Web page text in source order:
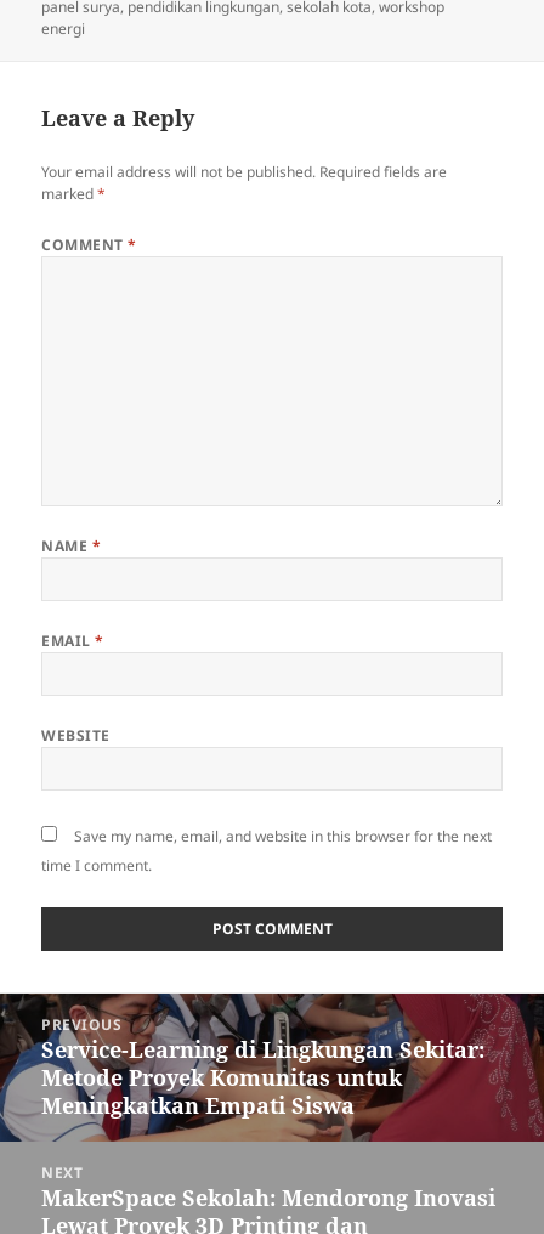
on
panel surya, pendidikan lingkungan,sekolah kota,workshop
energi
Leave a Reply
Your email address will not be published. Required fields are
marked*
COMMENT*
NAME *
EMAIL*
WEBSITE
Save my name, email, and website in this browser for the next
time I comment.
Post
navigation
PREVIOUS
Previous
post:
Service-Learning di Lingkungan Sekitar:
Metode Proyek Komunitas untuk
Meningkatkan Empati Siswa
NEXT
Next
post:
MakerSpace Sekolah: Mendorong Inovasi
Lewat Proyek 3D Printing dan